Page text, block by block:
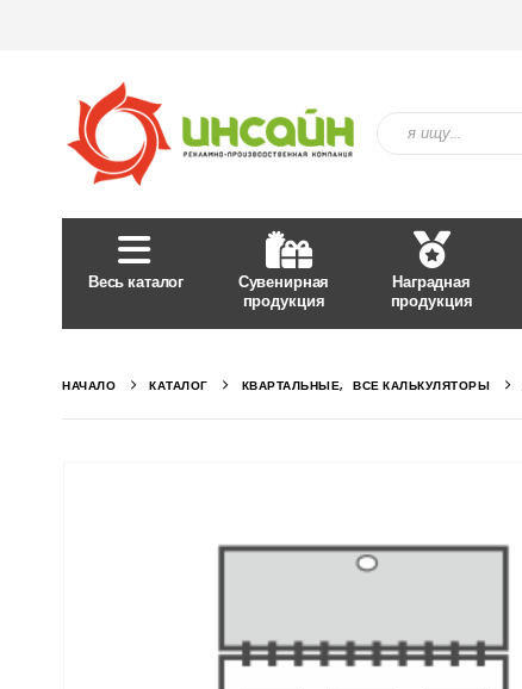
Весь каталог
Сувенирная
продукция
Наградная
продукция
НАЧАЛО КАТАЛОГ КВАРТАЛЬНЫЕ, ВСЕ КАЛЬКУЛЯТОРЫ